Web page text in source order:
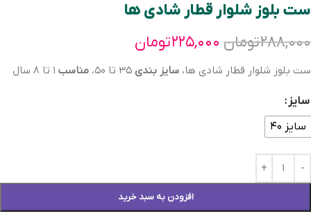
ست بلوز شلوار قطار شادی ها
۲۸۸,۰۰۰تومان ۲۲۵,۰۰۰تومان
ست بلوز شلوار قطار شادی ها، سایز بندی مناسب
سایز
سایز ۴۰
افزودن به سبد خرید